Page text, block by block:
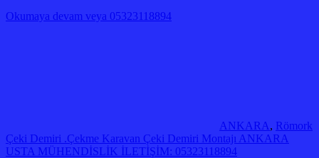
Okumaya devam veya 05323118894
ANKARA, Römork
Çeki Demiri .Çekme Karavan Çeki Demiri Montajı ANKARA
USTA MÜHENDİSLİK İLETİŞİM: 05323118894